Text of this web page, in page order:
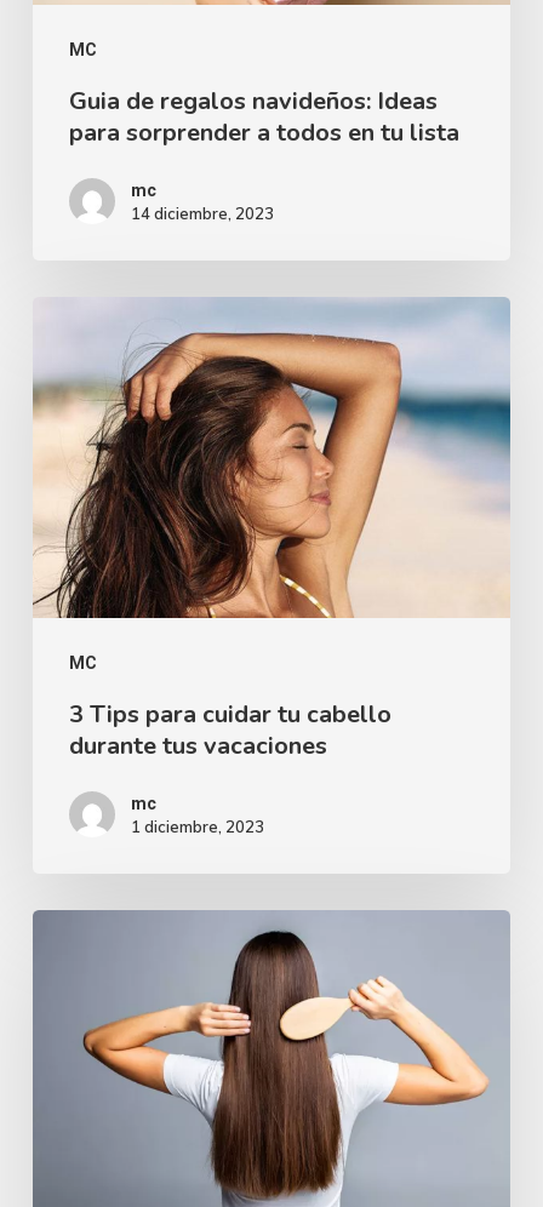
MC
Guia de regalos navideños: Ideas
para sorprender a todos en tu lista
mc
14 diciembre, 2023
MC
3 Tips para cuidar tu cabello
durante tus vacaciones
mc
1 diciembre, 2023